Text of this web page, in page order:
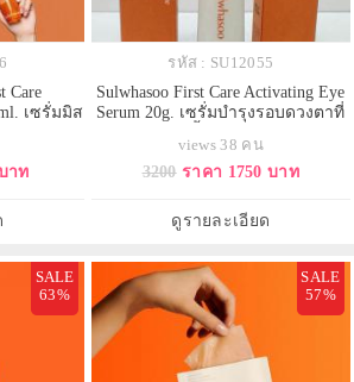
Care
เซรั่มมิส
บา เสริม
ว เติมเต็ม
าดูมีมิติ
กายดูมีออ
าท
รหัส : SU12055
Sulwhasoo First Care Activating Eye
Serum 20g. เซรั่มบำรุงรอบดวงตาที่
และลดความหมองคล้ำด้วยพลังสาร
สกัดจากโสม มาพร้อมหัวนวดเซรามิ
views 38 คน
3200 ราคา 1750 บาท
ดูรายละเอียด
SALE
63%
SALE
57%